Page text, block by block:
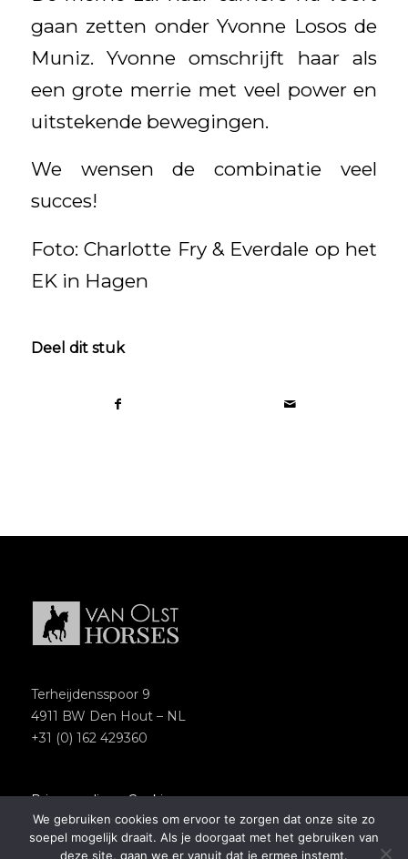
gaan zetten onder Yvonne Losos de
Muniz. Yvonne omschrijft haar als
een grote merrie met veel power en
uitstekende bewegingen.
We wensen de combinatie veel
succes!
Foto: Charlotte Fry & Everdale op het
EK in Hagen
Deel dit stuk
Terheijdensspoor 9
4911 BW Den Hout – NL
+31 (0) 162 429360
Privacypolicy–Cookies
Copyright 2018 – Van Olst Horses
Website byNewmore
We gebruiken cookies om ervoor te zorgen dat onze site zo
soepel mogelijk draait. Als je doorgaat met het gebruiken van
deze site, gaan we er vanuit dat je ermee instemt.